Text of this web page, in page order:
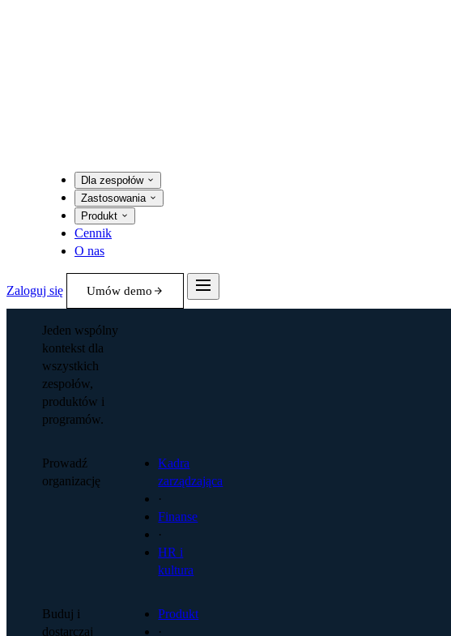
Dla zespołów
Zastosowania
Produkt
Cennik
O nas
Zaloguj się Umów demo
Jeden wspólny
kontekst dla
wszystkich
zespołów,
produktów i
programów.
Prowadź
organizację
Kadra
zarządzająca
·
Finanse
·
HR i
kultura
Buduj i
dostarczaj
Produkt
·